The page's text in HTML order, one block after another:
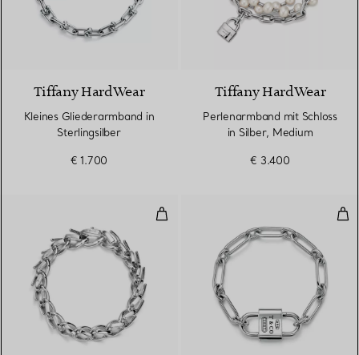
Tiffany HardWear
Kleines Gliederarmband in
Sterlingsilber
€ 1.700
Tiffany HardWear
Perlenarmband mit Schloss
in Silber, Medium
€ 3.400
Mittelgroßes Gliederarmband in